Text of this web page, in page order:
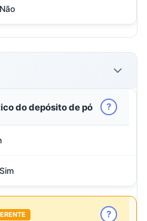
Não
do depósito de pó ?
Sim
?